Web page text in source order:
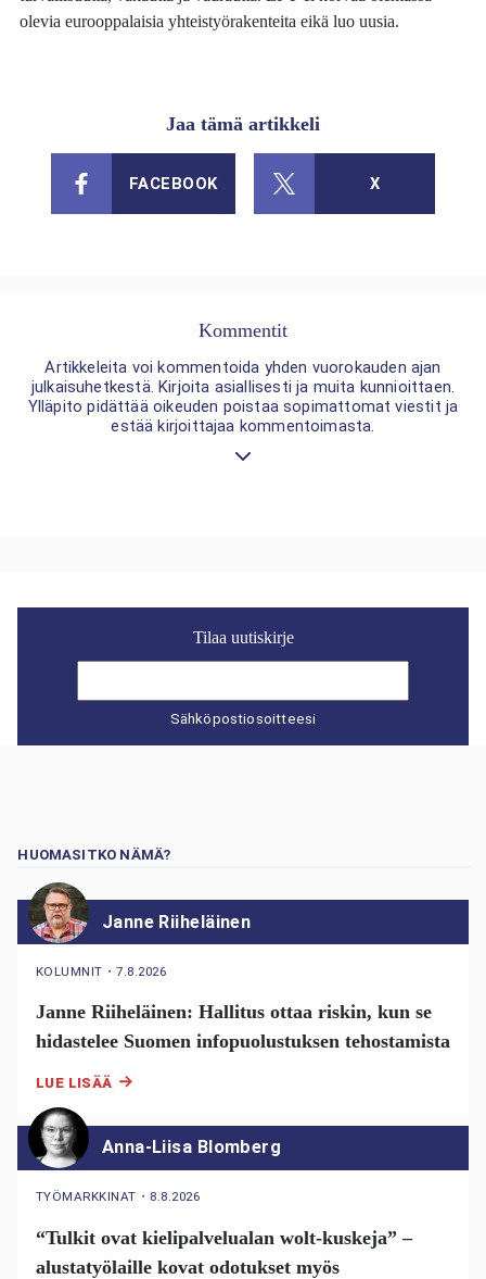
olevia eurooppalaisia yhteistyörakenteita eikä luo uusia.
Jaa tämä artikkeli
FACEBOOK X
Kommentit
Artikkeleita voi kommentoida yhden vuorokauden ajan
julkaisuhetkestä. Kirjoita asiallisesti ja muita kunnioittaen.
Ylläpito pidättää oikeuden poistaa sopimattomat viestit ja
estää kirjoittajaa kommentoimasta.
Tilaa uutiskirje
Sähköpostiosoitteesi
HUOMASITKO NÄMÄ?
Janne Riiheläinen
KOLUMNIT ・7.8.2026
Janne Riiheläinen: Hallitus ottaa riskin, kun se
hidastelee Suomen infopuolustuksen tehostamista
LUE LISÄÄ
Anna-Liisa Blomberg
TYÖMARKKINAT ・ 8.8.2026
“Tulkit ovat kielipalvelualan wolt-kuskeja” –
alustatyölaille kovat odotukset myös